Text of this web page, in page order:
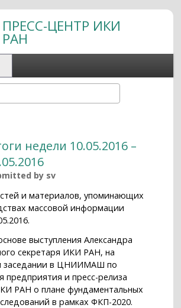
содержанию
ПРЕСС-ЦЕНТР ИКИ
РАН
недели 10.05.2016 –
by sv
и материалов, упоминающих
массовой информации
выступления Александра
секретаря ИКИ РАН, на
заседании в ЦНИИМАШ по
предприятия и пресс-релиза
РАН о плане фундаментальных
в рамках ФКП-2020.